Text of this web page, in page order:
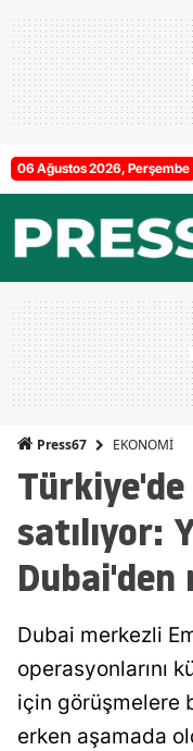
06 Ağustos 2026, Perşembe
Press67 EKONOMİ
Türkiye'de
satılıyor:
Dubai merkezli
operasyonlarını
için görüşmelere
erken aşamada